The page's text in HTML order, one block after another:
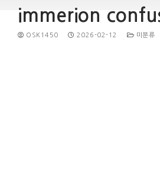
immerion
OSK1450 2026-02-12 미분류